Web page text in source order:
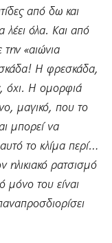
από δω και
λέει όλα. Και από
«αιώνια
Η φρεσκάδα,
όχι. Η ομορφιά
μαγικό, που το
μπορεί να
το κλίμα περί…
ηλικιακό ρατσισμό
μόνο του είναι